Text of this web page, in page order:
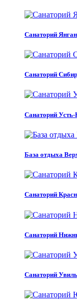
Санаторий
Санаторий
Санаторий
База отдыха
Санаторий
Санаторий
Санаторий